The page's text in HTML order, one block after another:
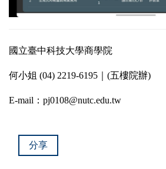
國立臺中科技大學商學院
何小姐 (04) 2219-6195｜(五樓院辦)
E-mail：pj0108@nutc.edu.tw
分享